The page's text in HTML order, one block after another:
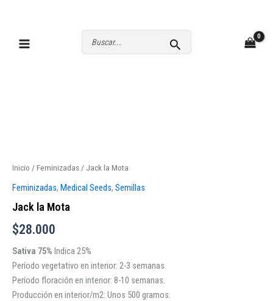
por:
Inicio / Feminizadas / Jack la Mota
Feminizadas, Medical Seeds, Semillas
Jack la Mota
$28.000
Sativa 75% Indica 25%
Período vegetativo en interior: 2-3 semanas.
Período floración en interior: 8-10 semanas.
Producción en interior/m2: Unos 500 gramos.
cantidad